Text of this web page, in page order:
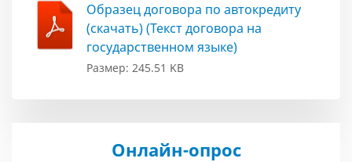
Образец договора по автокредиту
(скачать) (Текст договора на
государственном языке)
Размер: 245.51 KB
Онлайн-опрос